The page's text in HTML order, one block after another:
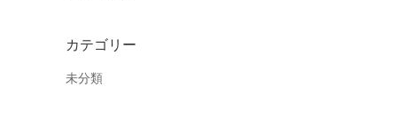
カテゴリー
未分類